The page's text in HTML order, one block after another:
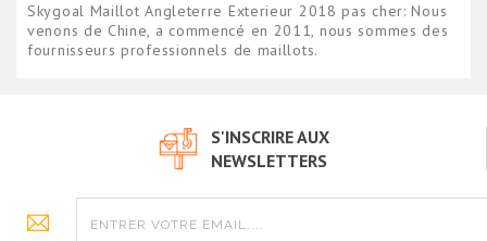
Skygoal Maillot Angleterre Exterieur 2018 pas cher: Nous
venons de Chine, a commencé en 2011, nous sommes des
fournisseurs professionnels de maillots.
S'INSCRIRE AUX
NEWSLETTERS